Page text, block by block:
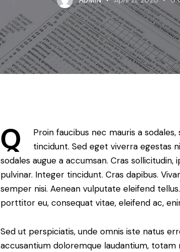
Q
Proin faucibus nec mauris a
tincidunt. Sed eget viverra egestas
sodales augue a accumsan. Cras sollicitudin,
pulvinar. Integer tincidunt. Cras dapibus.
semper nisi. Aenean vulputate eleifend
porttitor eu, consequat vitae, eleifend ac,
Sed ut perspiciatis, unde omnis iste natus
accusantium doloremque laudantium, totam